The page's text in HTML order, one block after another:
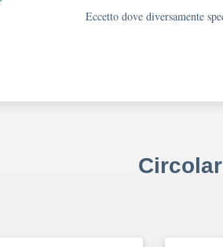
Eccetto dove diversamente